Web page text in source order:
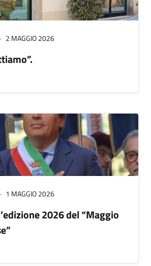
2 MAGGIO 2026
1 MAGGIO 2026
2026 del “Maggio